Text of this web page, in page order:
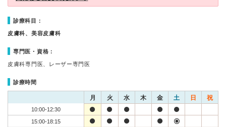
診療科目：
皮膚科、美容皮膚科
専門医・資格：
皮膚科専門医、レーザー専門医
診療時間
月 火 水 木 金 土 日 祝
10:00-12:30
15:00-18:15